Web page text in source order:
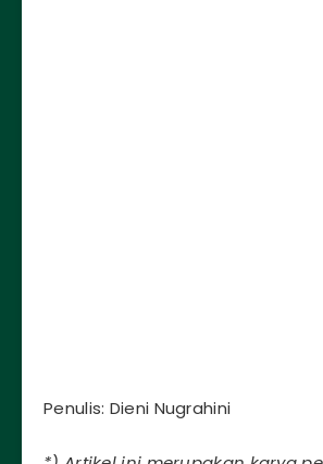
Penulis: Dieni Nugrahini